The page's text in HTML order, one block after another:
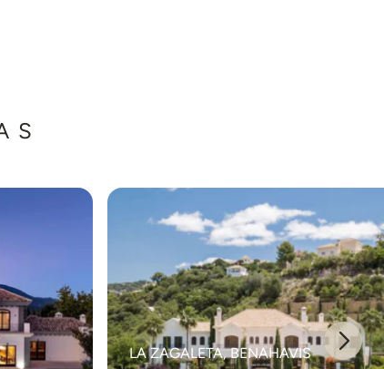
LA ZAGALETA, BENAHAVIS